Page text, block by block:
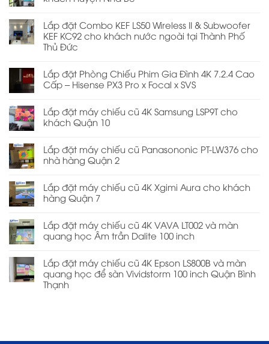
Lắp đặt Combo KEF LS50 Wireless II & Subwoofer
KEF KC92 cho khách nước ngoài tại Thành Phố
Thủ Đức
Lắp đặt Phòng Chiếu Phim Gia Đình 4K 7.2.4 Cao
Cấp – Hisense PX3 Pro x Focal x SVS
Lắp đặt máy chiếu cũ 4K Samsung LSP9T cho
khách Quận 10
Lắp đặt máy chiếu cũ Panasononic PT-LW376 cho
nhà hàng Quận 2
Lắp đặt máy chiếu cũ 4K Xgimi Aura cho khách
hàng Quận 7
Lắp đặt máy chiếu cũ 4K VAVA LT002 và màn
quang học Âm trần Dalite 100 inch
Lắp đặt máy chiếu cũ 4K Epson LS800B và màn
quang học để sàn Vividstorm 100 inch Quận Bình
Thạnh